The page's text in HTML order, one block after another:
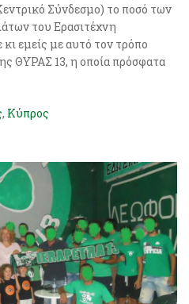
Σύνδεσμο) το ποσό των
του Ερασιτέχνη
εμείς με αυτό τον τρόπο
ΘΥΡΑΣ 13, η οποία πρόσφατα
, Κύπρος